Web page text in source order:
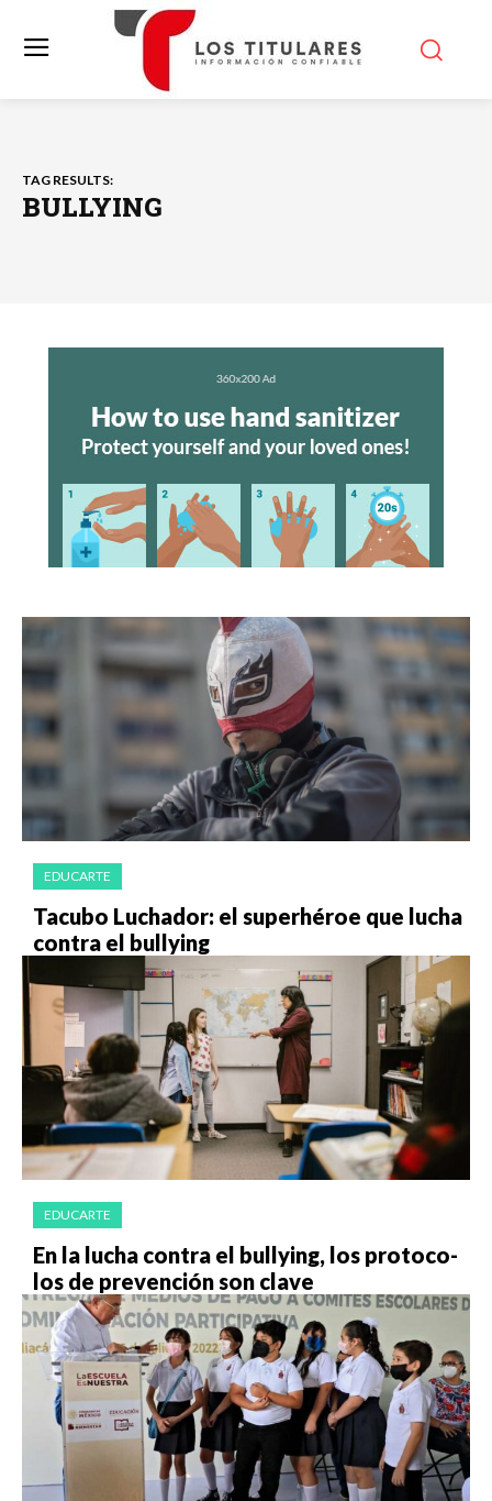
TAG RESULTS:
BULLYING
EDUCARTE
Ta­cu­bo Lu­cha­dor: el su­per­hé­roe que lu­cha
con­tra el bu­ll­ying
EDUCARTE
En la lu­cha con­tra el bu­ll­ying, los pro­to­co­
los de pre­ven­ción son cla­ve